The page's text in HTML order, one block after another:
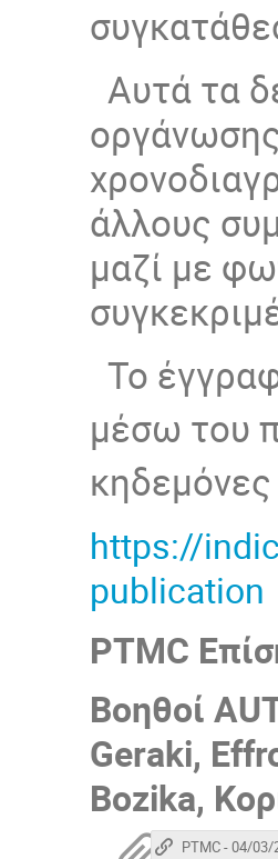
Αυτά τα
άλλους
μαζί με
Το
μέσω του
https://
publication
PTMC
Βοηθοί
Geraki,
Bozika,
PTMC - 04/03/